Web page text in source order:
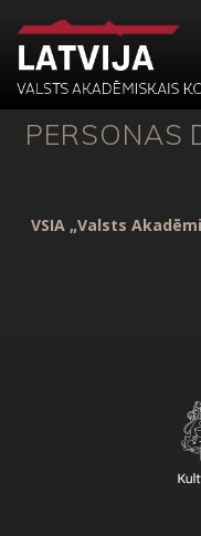
PERSONAS
VSIA „Valsts